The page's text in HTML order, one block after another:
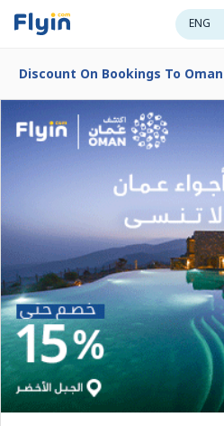
ENG
Discount On Bookings To Oman